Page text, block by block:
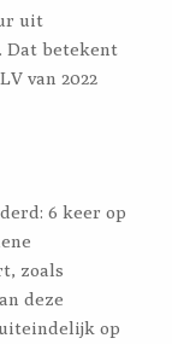
uit
Dat betekent
van 2022
6 keer op
zoals
deze
op